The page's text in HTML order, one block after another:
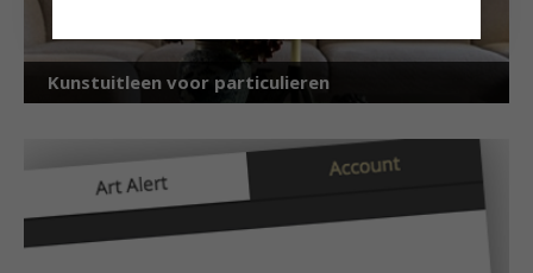
Kunstuitleen voor particulieren